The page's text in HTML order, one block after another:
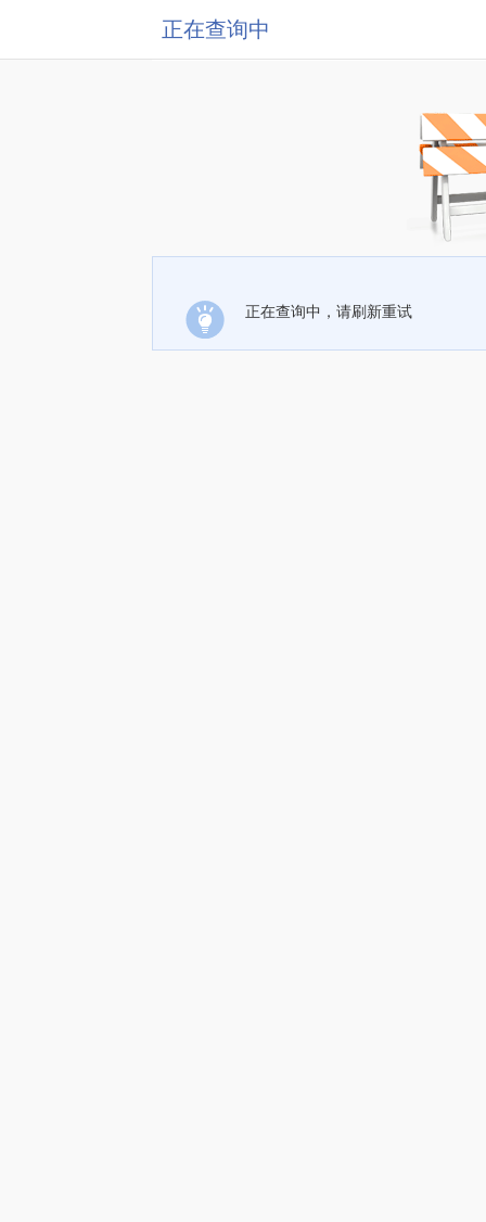
正在查询中
正在查询中，请刷新重试